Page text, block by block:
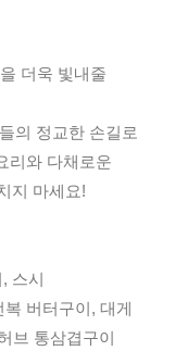
더욱 빛내줄
의 정교한 손길로
리와 다채로운
지 마세요!
스시
버터구이, 대게
브 통삼겹구이